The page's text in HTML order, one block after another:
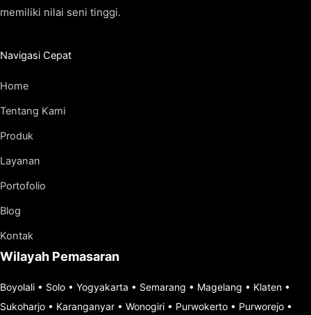
memiliki nilai seni tinggi.
Navigasi Cepat
Home
Tentang Kami
Produk
Layanan
Portofolio
Blog
Kontak
Wilayah Pemasaran
Boyolali • Solo • Yogyakarta • Semarang • Magelang • Klaten •
Sukoharjo • Karanganyar • Wonogiri • Purwokerto • Purworejo •